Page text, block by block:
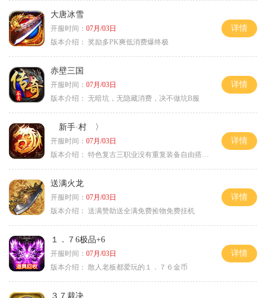
大唐冰雪
开服时间： 07月/03日
版本介绍： 奖励多PK爽低消费爆终极
详情
赤壁三国
开服时间： 07月/03日
版本介绍： 无暗坑，无隐藏消费，决不做坑B服
详情
新手·村 〉
开服时间： 07月/03日
版本介绍： 特色复古三职业没有重复装备自由搭配私
详情
送满火龙
开服时间： 07月/03日
版本介绍： 送满赞助送全满免费捡物免费挂机
详情
１．７6极品+6
开服时间： 07月/03日
版本介绍： 散人老板都爱玩的１．７６金币
详情
３７裁决